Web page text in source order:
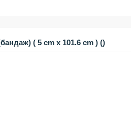
( 5 cm х 101.6 cm ) ()